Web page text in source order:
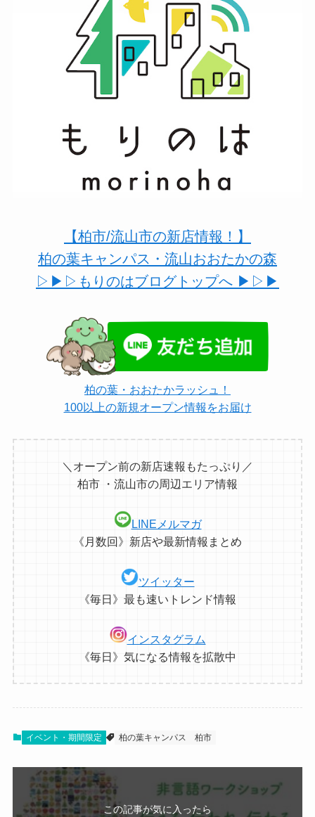
【柏市/流山市の新店情報！】
柏の葉キャンパス・流山おおたかの森
▷▶︎▷もりのはブログトップへ ▶︎▷▶︎
柏の葉・おおたかラッシュ！
100以上の新規オープン情報をお届け
＼オープン前の新店速報もたっぷり／
柏市 ・流山市の周辺エリア情報
LINEメルマガ
《月数回》新店や最新情報まとめ
ツイッター
《毎日》最も速いトレンド情報
インスタグラム
《毎日》気になる情報を拡散中
イベント・期間限定 柏の葉キャンパス 柏市
この記事が気に入ったら